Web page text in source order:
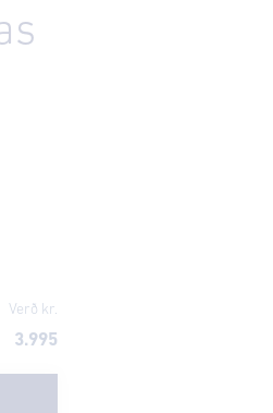
Verð kr.
3.995